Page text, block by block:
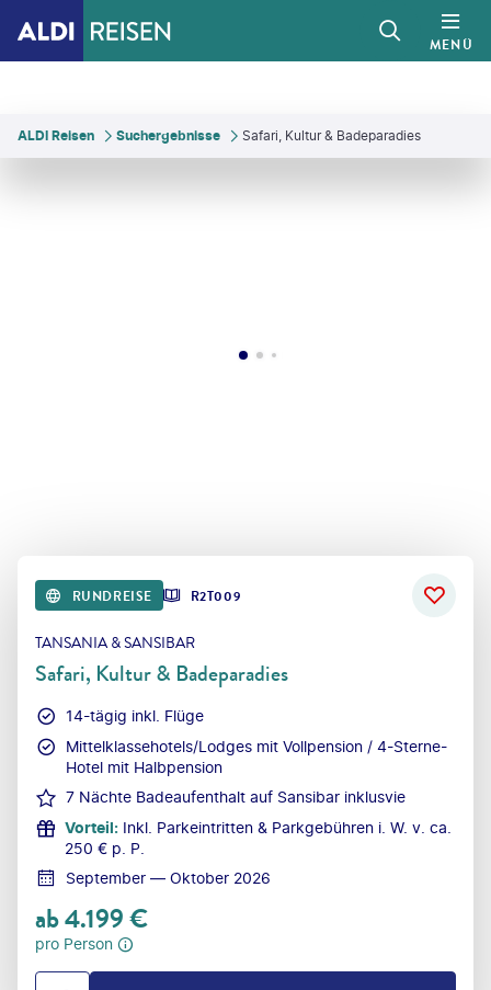
MENÜ
ALDI Reisen Suchergebnisse Safari, Kultur & Badeparadies
RUNDREISE R2T009
TANSANIA & SANSIBAR
Safari, Kultur & Badeparadies
14-tägig inkl. Flüge
Mittelklassehotels/Lodges mit Vollpension / 4-Sterne-
Hotel mit Halbpension
7 Nächte Badeaufenthalt auf Sansibar inklusvie
Vorteil: Inkl. Parkeintritten & Parkgebühren i. W. v. ca.
250 € p. P.
September — Oktober 2026
ab4.199€
pro Person